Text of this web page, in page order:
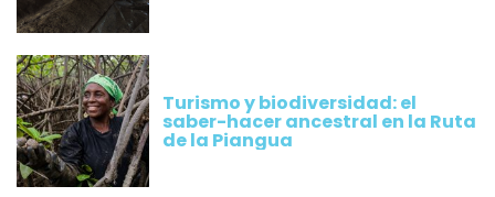
Turismo y biodiversidad: el
saber-hacer ancestral en la Ruta
de la Piangua